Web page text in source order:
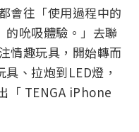
會往「使用過程中的
的吮吸體驗。」去聯
情趣玩具，開始轉而
、拉炮到LED燈，
「 TENGA iPhone